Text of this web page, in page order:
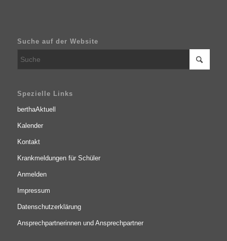
Suche auf der Website
Spezielle Links
berthaAktuell
Kalender
Kontakt
Krankmeldungen für Schüler
Anmelden
Impressum
Datenschutzerklärung
Ansprechpartnerinnen und Ansprechpartner